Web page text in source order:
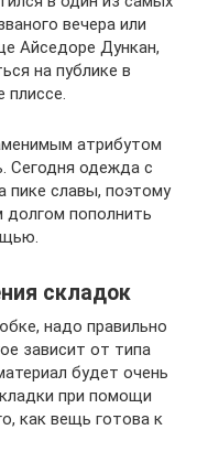
вечера или
Айседоре Дункан,
на публике в
атрибутом
Сегодня одежда с
пике славы, поэтому
пополнить
складок
надо правильно
зависит от типа
будет очень
при помощи
как вещь готова к